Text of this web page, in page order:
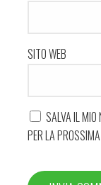
SITO WEB
SALVA IL MIO
PER LA